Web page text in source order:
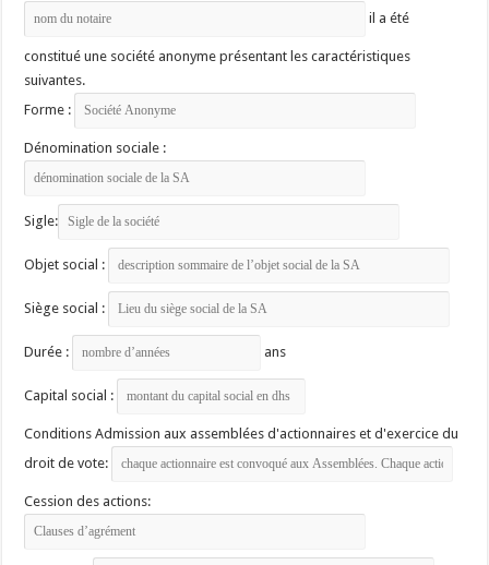
il a été
constitué une société anonyme présentant les caractéristiques
suivantes.
Forme :
Dénomination sociale :
Sigle:
Objet social :
Siège social :
Durée : ans
Capital social :
Conditions Admission aux assemblées d'actionnaires et d'exercice du
droit de vote:
Cession des actions: